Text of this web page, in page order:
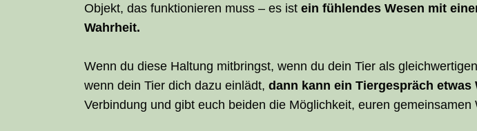
Objekt, das funktionieren muss – es ist ein fühlendes Wesen mit
Wahrheit.
Wenn du diese Haltung mitbringst, wenn du dein Tier als
wenn dein Tier dich dazu einlädt, dann kann ein Tiergespräch etwas
Verbindung und gibt euch beiden die Möglichkeit, euren